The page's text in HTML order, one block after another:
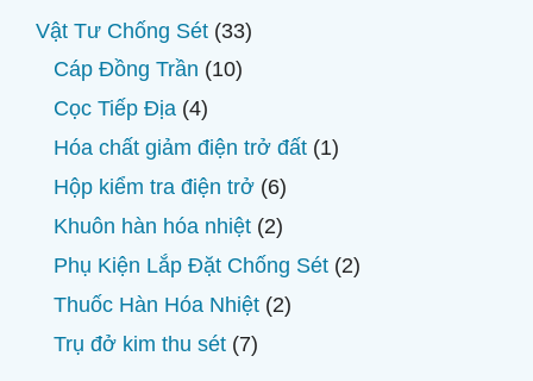
Vật Tư Chống Sét 3333
Cáp Đồng Trần 1010
phẩm
Cọc Tiếp Địa 44
sản
phẩm
Hóa chất giảm điện trở đất 11
Hộp kiểm tra điện trở 66
sản
phẩm
Khuôn hàn hóa nhiệt 22
sản
phẩm
Phụ Kiện Lắp Đặt Chống Sét 22
Thuốc Hàn Hóa Nhiệt 22
Trụ đở kim thu sét 77